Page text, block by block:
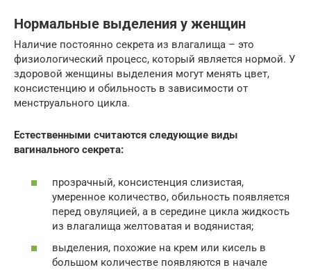
Нормальные выделения у женщин
Наличие постоянно секрета из влагалища – это
физиологический процесс, который является нормой. У
здоровой женщины выделения могут менять цвет,
консистенцию и обильность в зависимости от
менструального цикла.
Естественными считаются следующие виды
вагинального секрета:
прозрачный, консистенция слизистая,
умеренное количество, обильность появляется
перед овуляцией, а в середине цикла жидкость
из влагалища желтоватая и водянистая;
выделения, похожие на крем или кисель в
большом количестве появляются в начале